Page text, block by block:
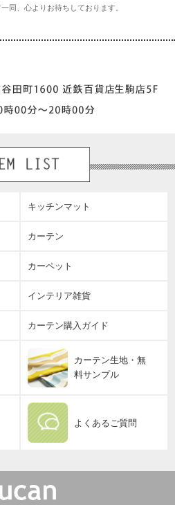
同、心よりお待ちしております。
キッチンマット
カーテン
カーペット
インテリア雑貨
カーテン購入ガイド
カーテン生地・無
料サンプル
よくあるご質問